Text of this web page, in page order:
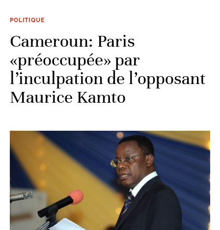
POLITIQUE
Cameroun: Paris
«préoccupée» par
l’inculpation de l’opposant
Maurice Kamto